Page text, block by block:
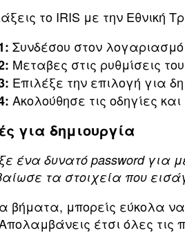
το IRIS με την
Συνδέσου στον
Μεταβες στις ρυθμίσεις
Επιλέξε την επιλογή για
Ακολούθησε τις οδηγίες
για δημιουργία
ένα δυνατό password για
τα στοιχεία που
μπορείς εύκολα να
έτσι όλες